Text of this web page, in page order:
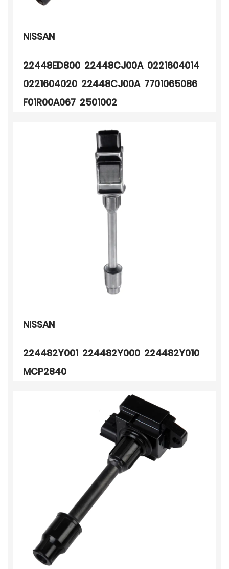
NISSAN
22448ED800 22448CJ00A 0221604014
0221604020 22448CJ00A 7701065086
F01R00A067 2501002
NISSAN
224482Y001 224482Y000 224482Y010
MCP2840